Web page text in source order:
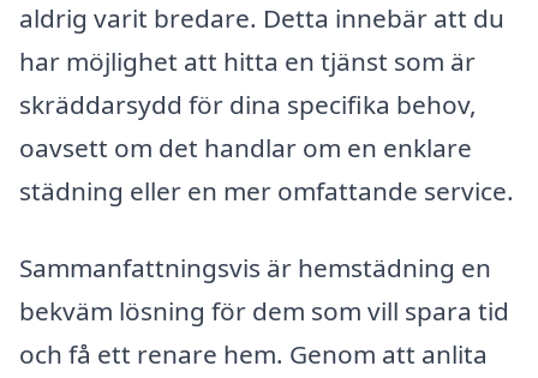
aldrig varit bredare. Detta innebär att du
har möjlighet att hitta en tjänst som är
skräddarsydd för dina specifika behov,
oavsett om det handlar om en enklare
städning eller en mer omfattande service.
Sammanfattningsvis är hemstädning en
bekväm lösning för dem som vill spara tid
och få ett renare hem. Genom att anlita